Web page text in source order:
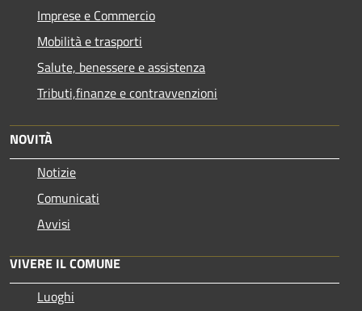
Imprese e Commercio
Mobilità e trasporti
Salute, benessere e assistenza
Tributi,finanze e contravvenzioni
NOVITÀ
Notizie
Comunicati
Avvisi
VIVERE IL COMUNE
Luoghi